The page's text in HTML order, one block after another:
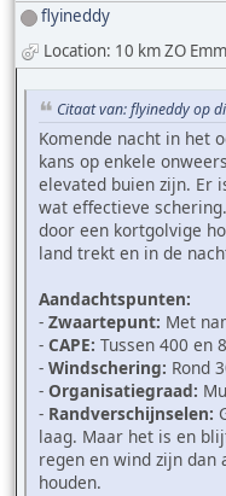
flyineddy
Location: 10 km ZO
Citaat van: flyineddy op
Komende nacht in het
kans op enkele
elevated buien zijn. Er
wat effectieve
door een kortgolvige
land trekt en in de
Aandachtspunten:
- Zwaartepunt: Met
- CAPE: Tussen 400 en
- Windschering: Rond
- Organisatiegraad:
- Randverschijnselen:
laag. Maar het is en
regen en wind zijn
houden.